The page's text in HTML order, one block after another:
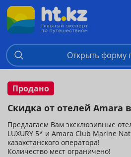
Открыть форму
Продано
Скидка от отелей Amara
Предлагаем Вам эксклюзивные
LUXURY 5* и Amara Club Marine
казахстанского оператора!
Количество мест ограничено!